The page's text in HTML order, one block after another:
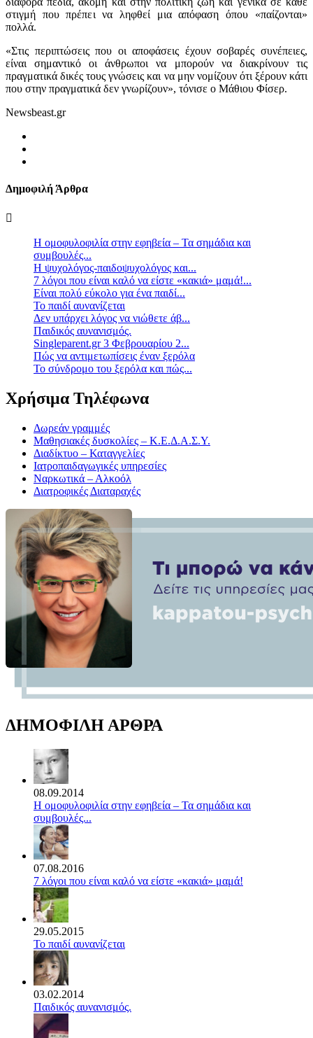
στιγμή που πρέπει να ληφθεί μια απόφαση όπου «παίζονται»
πολλά.
«Στις περιπτώσεις που οι αποφάσεις έχουν σοβαρές συνέπειες,
είναι σημαντικό οι άνθρωποι να μπορούν να διακρίνουν τις
πραγματικά δικές τους γνώσεις και να μην νομίζουν ότι ξέρουν κάτι
που στην πραγματικά δεν γνωρίζουν», τόνισε ο Μάθιου Φίσερ.
Newsbeast.gr
Δημοφιλή Άρθρα
Η ομοφυλοφιλία στην εφηβεία – Τα σημάδια και
συμβουλές...
Η ψυχολόγος-παιδοψυχολόγος και...
7 λόγοι που είναι καλό να είστε «κακιά» μαμά!...
Είναι πολύ εύκολο για ένα παιδί...
Το παιδί αυνανίζεται
Δεν υπάρχει λόγος να νιώθετε άβ...
Παιδικός αυνανισμός.
Singleparent.gr 3 Φεβρουαρίου 2...
Πώς να αντιμετωπίσεις έναν ξερόλα
Το σύνδρομο του ξερόλα και πώς...
Χρήσιμα Τηλέφωνα
Δωρεάν γραμμές
Μαθησιακές δυσκολίες – Κ.Ε.Δ.Α.Σ.Υ.
Διαδίκτυο – Καταγγελίες
Ιατροπαιδαγωγικές υπηρεσίες
Ναρκωτικά – Αλκοόλ
Διατροφικές Διαταραχές
ΔΗΜΟΦΙΛΗ ΑΡΘΡΑ
08.09.2014
Η ομοφυλοφιλία στην εφηβεία – Τα σημάδια και
συμβουλές...
07.08.2016
7 λόγοι που είναι καλό να είστε «κακιά» μαμά!
29.05.2015
Το παιδί αυνανίζεται
03.02.2014
Παιδικός αυνανισμός.